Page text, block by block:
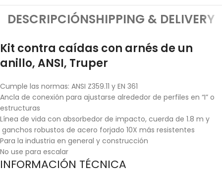
DESCRIPCIÓNSHIPPING & DELIVERY
Kit contra caídas con arnés de un
anillo, ANSI, Truper
Cumple las normas: ANSI Z359.11 y EN 361
Ancla de conexión para ajustarse alrededor de perfiles en “I” o
estructuras
Línea de vida con absorbedor de impacto, cuerda de 1.8 m y
ganchos robustos de acero forjado 10X más resistentes
Para la industria en general y construcción
No use para escalar
INFORMACIÓN TÉCNICA